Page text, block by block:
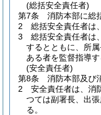
(総括安全責任者)
第7条
消防本部に総
2
総括安全責任者は
3
総括安全責任者は
するとともに、所
ある者を監督指導す
(安全責任者)
第8条
消防本部及び
2
安全責任者は、消
つては副署長、出
る。